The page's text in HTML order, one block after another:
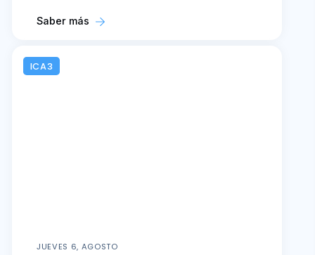
Saber más
ICA3
JUEVES 6, AGOSTO